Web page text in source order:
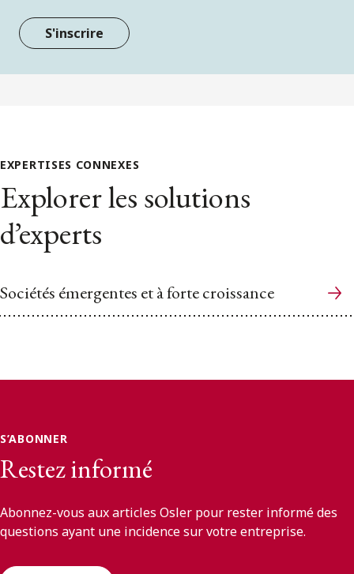
S'inscrire
EXPERTISES CONNEXES
Explorer les solutions
d’experts
Sociétés émergentes et à forte croissance
S’ABONNER
Restez informé
Abonnez-vous aux articles Osler pour rester informé des
questions ayant une incidence sur votre entreprise.